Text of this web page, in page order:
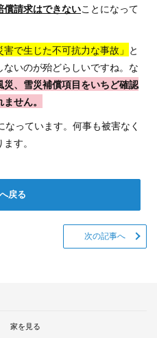
償請求はできないことになって
害で生じた不可抗力な事故」 と
いのが殆どらしいですね。 な
災、雪災補償項目をいちど確認
せん。
っています。 何事も被害なく
す。
戻る
次の記事へ
家を見る